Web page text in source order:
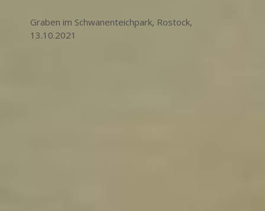
Graben im Schwanenteichpark, Rostock,
13.10.2021